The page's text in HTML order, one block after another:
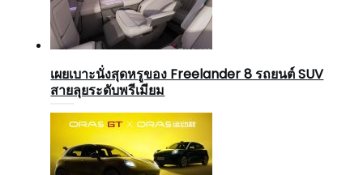
เผยเบาะนั่งสุดหรูของ Freelander 8 รถยนต์ SUV
สายลุยระดับพรีเมียม